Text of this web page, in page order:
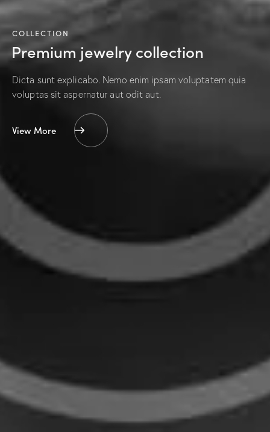
COLLECTION
Premium jewelry collection
Dicta sunt explicabo. Nemo enim ipsam voluptatem quia
voluptas sit aspernatur aut odit aut.
View More